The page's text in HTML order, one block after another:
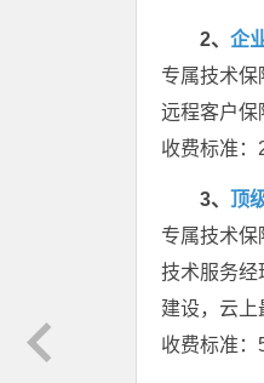
2、 企
专属技术
远程客户保
收费标准：
3、 顶
专属技术
技术服务经
建设，云上
收费标准：